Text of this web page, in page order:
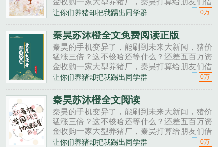
一点。秦昊老班长啊，我想回家养猪，要不要
秦昊二狗子，借500万买点......
让你们养猪却把我踢出同学群 0万
秦昊苏沐橙全文免费阅读正版
秦昊的手机变异了，能刷到未来大新闻，猪价
猛涨三倍？这不梭哈还等什么？还差五百万资
金收购一家大型养猪厂，秦昊打算给朋友们借
一点。秦昊老班长啊，我想回家养猪，要不要
秦昊二狗子，借500万买点......
让你们养猪却把我踢出同学群 0万
秦昊苏沐橙全文阅读
秦昊的手机变异了，能刷到未来大新闻，猪价
猛涨三倍？这不梭哈还等什么？还差五百万资
金收购一家大型养猪厂，秦昊打算给朋友们借
一点。秦昊老班长啊，我想回家养猪，要不要
让你们养猪却把我踢出同学群 0万